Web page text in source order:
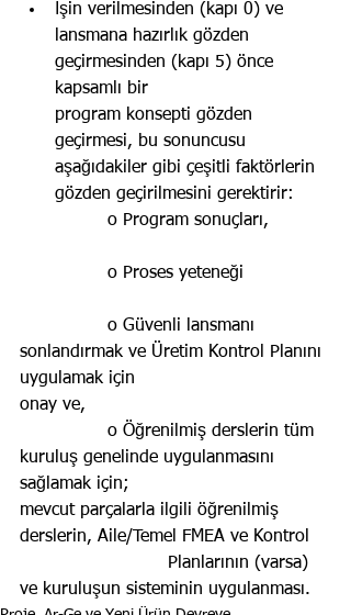
İşin verilmesinden (kapı 0) ve
lansmana hazırlık gözden
geçirmesinden (kapı 5) önce
kapsamlı bir
program konsepti gözden
geçirmesi, bu sonuncusu
aşağıdakiler gibi çeşitli faktörlerin
gözden geçirilmesini gerektirir:
o Program sonuçları,
sonlandırmak ve Üretim Kontrol Planını
uygulamak için
onay ve,
o Öğrenilmiş derslerin tüm
kuruluş genelinde uygulanmasını
sağlamak için;
mevcut parçalarla ilgili öğrenilmiş
derslerin, Aile/Temel FMEA ve Kontrol
                           Planlarının (varsa)
ve kuruluşun sisteminin uygulanması.